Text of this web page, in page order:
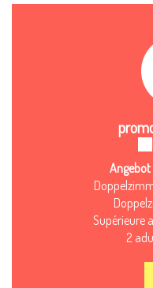
Supérieure
2